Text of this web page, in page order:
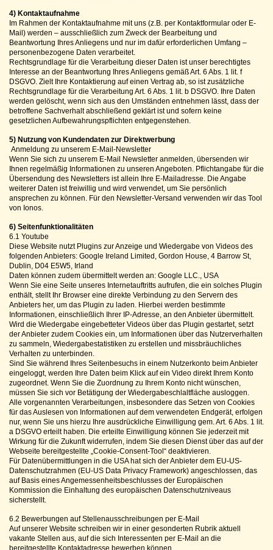
4) Kontaktaufnahme
Im Rahmen der Kontaktaufnahme mit uns (z.B. per Kontaktformular oder E-
Mail) werden – ausschließlich zum Zweck der Bearbeitung und
Beantwortung Ihres Anliegens und nur im dafür erforderlichen Umfang –
personenbezogene Daten verarbeitet.
Rechtsgrundlage für die Verarbeitung dieser Daten ist unser berechtigtes
Interesse an der Beantwortung Ihres Anliegens gemäß Art. 6 Abs. 1 lit. f
DSGVO. Zielt Ihre Kontaktierung auf einen Vertrag ab, so ist zusätzliche
Rechtsgrundlage für die Verarbeitung Art. 6 Abs. 1 lit. b DSGVO. Ihre Daten
werden gelöscht, wenn sich aus den Umständen entnehmen lässt, dass der
betroffene Sachverhalt abschließend geklärt ist und sofern keine
gesetzlichen Aufbewahrungspflichten entgegenstehen.
5) Nutzung von Kundendaten zur Direktwerbung
Anmeldung zu unserem E-Mail-Newsletter
Wenn Sie sich zu unserem E-Mail Newsletter anmelden, übersenden wir
Ihnen regelmäßig Informationen zu unseren Angeboten. Pflichtangabe für die
Übersendung des Newsletters ist allein Ihre E-Mailadresse. Die Angabe
weiterer Daten ist freiwillig und wird verwendet, um Sie persönlich
ansprechen zu können. Für den Newsletter-Versand verwenden wir das Tool
von Ionos.
6) Seitenfunktionalitäten
6.1 Youtube
Diese Website nutzt Plugins zur Anzeige und Wiedergabe von Videos des
folgenden Anbieters: Google Ireland Limited, Gordon House, 4 Barrow St,
Dublin, D04 E5W5, Irland
Daten können zudem übermittelt werden an: Google LLC., USA
Wenn Sie eine Seite unseres Internetauftritts aufrufen, die ein solches Plugin
enthält, stellt Ihr Browser eine direkte Verbindung zu den Servern des
Anbieters her, um das Plugin zu laden. Hierbei werden bestimmte
Informationen, einschließlich Ihrer IP-Adresse, an den Anbieter übermittelt.
Wird die Wiedergabe eingebetteter Videos über das Plugin gestartet, setzt
der Anbieter zudem Cookies ein, um Informationen über das Nutzerverhalten
zu sammeln, Wiedergabestatistiken zu erstellen und missbräuchliches
Verhalten zu unterbinden.
Sind Sie während Ihres Seitenbesuchs in einem Nutzerkonto beim Anbieter
eingeloggt, werden Ihre Daten beim Klick auf ein Video direkt Ihrem Konto
zugeordnet. Wenn Sie die Zuordnung zu Ihrem Konto nicht wünschen,
müssen Sie sich vor Betätigung der Wiedergabeschlaltfläche ausloggen.
Alle vorgenannten Verarbeitungen, insbesondere das Setzen von Cookies
für das Auslesen von Informationen auf dem verwendeten Endgerät, erfolgen
nur, wenn Sie uns hierzu Ihre ausdrückliche Einwilligung gem. Art. 6 Abs. 1 lit.
a DSGVO erteilt haben. Die erteilte Einwilligung können Sie jederzeit mit
Wirkung für die Zukunft widerrufen, indem Sie diesen Dienst über das auf der
Webseite bereitgestellte „Cookie-Consent-Tool“ deaktivieren.
Für Datenübermittlungen in die USA hat sich der Anbieter dem EU-US-
Datenschutzrahmen (EU-US Data Privacy Framework) angeschlossen, das
auf Basis eines Angemessenheitsbeschlusses der Europäischen
Kommission die Einhaltung des europäischen Datenschutzniveaus
sicherstellt.
6.2 Bewerbungen auf Stellenausschreibungen per E-Mail
Auf unserer Website schreiben wir in einer gesonderten Rubrik aktuell
vakante Stellen aus, auf die sich Interessenten per E-Mail an die
bereitgestellte Kontaktadresse bewerben können.